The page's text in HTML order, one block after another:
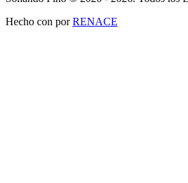
Hecho con porRENACE